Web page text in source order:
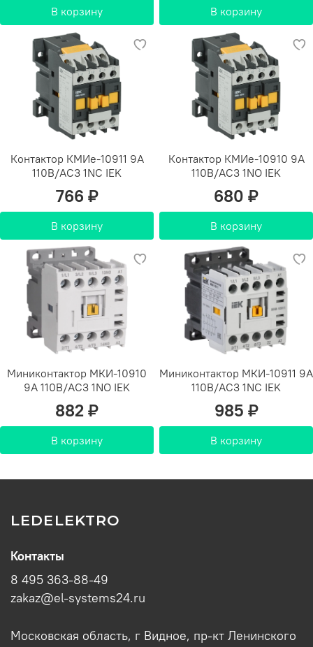
В корзину В корзину
Контактор КМИе-10911 9А
110В/АС3 1NC IEK
766 ₽
В корзину
Контактор КМИе-10910 9А
110В/АС3 1NО IEK
680 ₽
В корзину
Миниконтактор МКИ-10910
9А 110В/АС3 1NO IEK
882 ₽
В корзину
Миниконтактор МКИ-10911 9А
110В/АС3 1NC IEK
985 ₽
В корзину
LEDELEKTRO
Контакты
8 495 363-88-49
zakaz@el-systems24.ru
Московская область, г Видное, пр-кт Ленинского